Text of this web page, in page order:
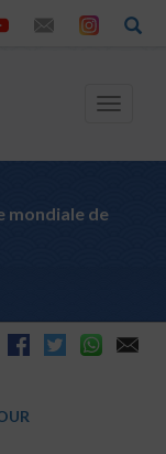
Toggle
mondiale de